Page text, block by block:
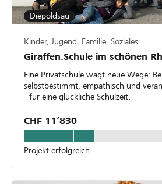
Diepoldsau
Kinder, Jugend, Familie, Soziales
Giraffen.Schule im schönen
Eine Privatschule wagt neue Wege:
selbstbestimmt, empathisch und
- für eine glückliche Schulzeit.
CHF 11’830
Projekt erfolgreich